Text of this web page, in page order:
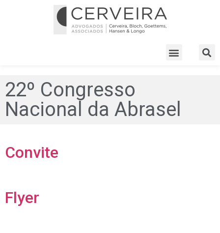
22º Congresso
Nacional da Abrasel
Convite
Flyer